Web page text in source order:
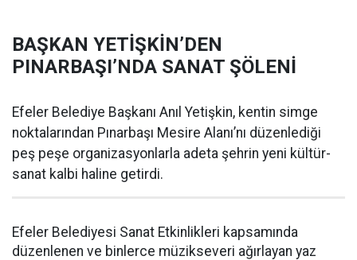
BAŞKAN YETİŞKİN’DEN
PINARBAŞI’NDA SANAT ŞÖLENİ
Efeler Belediye Başkanı Anıl Yetişkin, kentin simge
noktalarından Pınarbaşı Mesire Alanı’nı düzenlediği
peş peşe organizasyonlarla adeta şehrin yeni kültür-
sanat kalbi haline getirdi.
Efeler Belediyesi Sanat Etkinlikleri kapsamında
düzenlenen ve binlerce müzikseveri ağırlayan yaz